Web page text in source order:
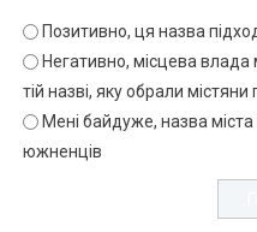
Позитивно, ця назва
Негативно, місцева влада
тій назві, яку обрали
Мені байдуже, назва
южненців